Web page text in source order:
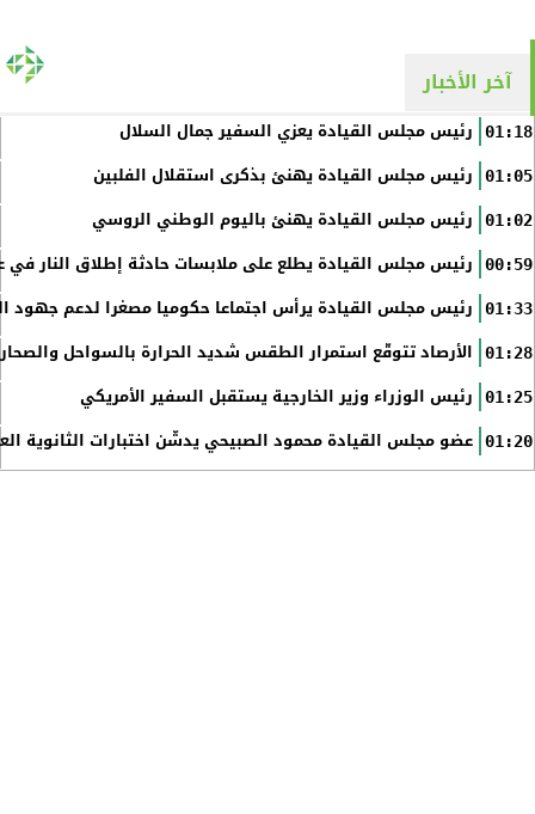
آخر الأخبار
01:18 رئيس مجلس القيادة يعزي السفير جمال السلال
01:05 رئيس مجلس القيادة يهنئ بذكرى استقلال الفلبين
01:02 رئيس مجلس القيادة يهنئ باليوم الوطني الروسي
00:59 رئيس مجلس القيادة يطلع على ملابسات حادثة إطلاق النار في
01:33 رئيس مجلس القيادة يرأس اجتماعا حكوميا مصغرا لدعم جهود
01:28 الأرصاد تتوقّع استمرار الطقس شديد الحرارة بالسواحل
01:25 رئيس الوزراء وزير الخارجية يستقبل السفير الأمريكي
01:20 عضو مجلس القيادة محمود الصبيحي يدشّن اختبارات الثانوية